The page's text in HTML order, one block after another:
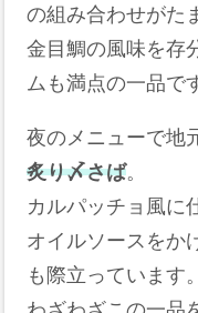
の組み合わせがた
金目鯛の風味を存
ムも満点の一品で
夜のメニューで地
炙り〆さば。
カルパッチョ風に
オイルソースをか
も際立っています。